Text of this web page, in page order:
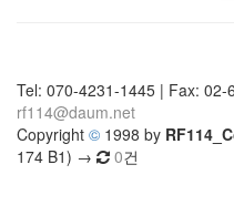
Tel: 070-4231-1445 | Fax: 02-
rf114@daum.net
Copyright © 1998 by
174 B1) →
0건